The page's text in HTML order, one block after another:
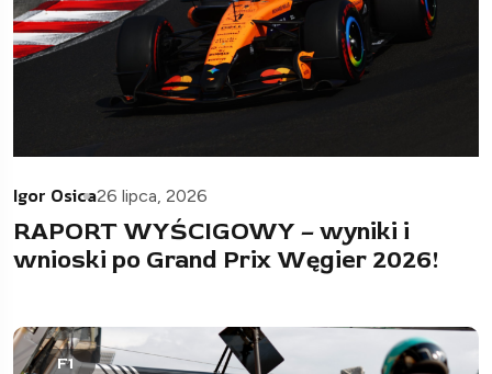
Igor Osica26 lipca, 2026
RAPORT WYŚCIGOWY – wyniki i
wnioski po Grand Prix Węgier 2026!
F1